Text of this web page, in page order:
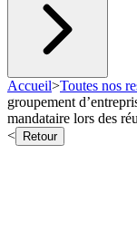
Accueil>Toutes nos
groupement
mandataire lors des
<
Retour